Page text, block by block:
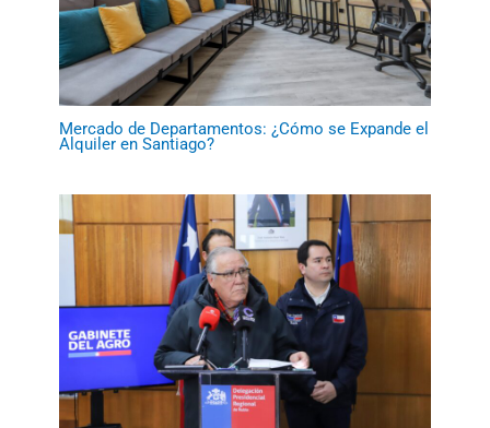
Mercado de Departamentos: ¿Cómo se Expande el
Alquiler en Santiago?